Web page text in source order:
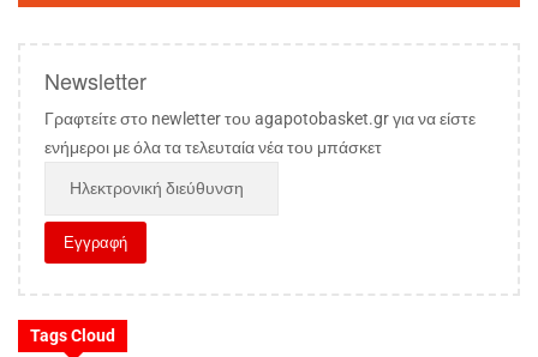
Newsletter
Γραφτείτε στο newletter του agapotobasket.gr για να είστε
ενήμεροι με όλα τα τελευταία νέα του μπάσκετ
Tags Cloud